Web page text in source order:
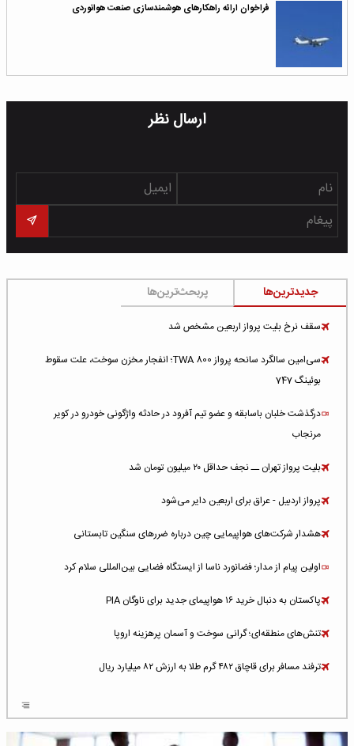
فراخوان ارائه راهکارهای هوشمندسازی صنعت هوانوردی
ارسال نظر
جدیدترین‌ها پربحث‌ترین‌ها
سقف نرخ بلیت پرواز اربعین مشخص شد
سی‌امین سالگرد سانحه پرواز TWA 800؛ انفجار مخزن سوخت، علت سقوط
بوئینگ 747
درگذشت خلبان باسابقه و عضو تیم آفرود در حادثه واژگونی خودرو در کویر
مرنجاب
بلیت پرواز تهران ــ نجف حداقل ۲۰ میلیون تومان شد
پرواز اردبیل - عراق برای اربعین دایر می‌شود
هشدار شرکت‌های هواپیمایی چین درباره ضررهای سنگین تابستانی
اولین پیام از مدار؛ فضانورد ناسا از ایستگاه فضایی بین‌المللی سلام کرد
پاکستان به دنبال خرید ۱۶ هواپیمای جدید برای ناوگان PIA
تنش‌های منطقه‌ای؛ گرانی سوخت و آسمان پرهزینه اروپا
ترفند مسافر برای قاچاق ۴۸۲ گرم طلا به ارزش ۸۲ میلیارد ریال
شلوغ‌ترین فرودگاه‌های اروپا در ۲۰۲۵: لندن، استانبول و پاریس